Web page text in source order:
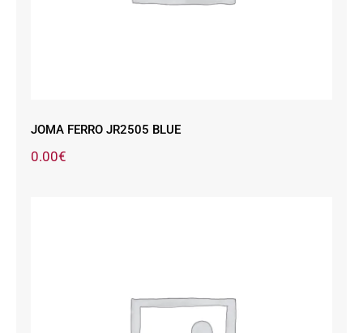
JOMA FERRO JR2505 BLUE
0.00€